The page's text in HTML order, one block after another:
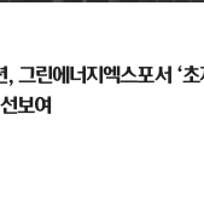
, 그린에너지엑스포서 ‘
보여